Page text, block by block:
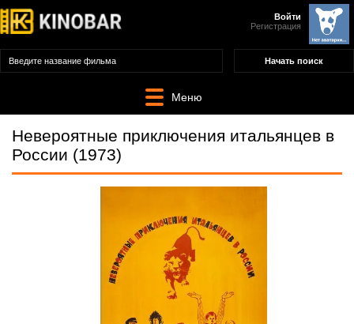
Войти
Регистрация
Меню
Невероятные приключения итальянцев в
России (1973)